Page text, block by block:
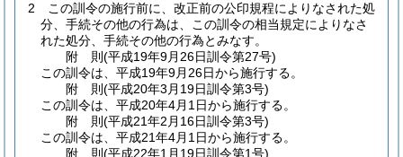
2
この訓令の施行前に、改正前の公印規程によりなされた処
分、手続その他の行為は、この訓令の相当規定によりなさ
れた処分、手続その他の行為とみなす。
附 則(平成19年9月26日訓令第27号)
この訓令は、平成19年9月26日から施行する。
附 則(平成20年3月19日訓令第3号)
この訓令は、平成20年4月1日から施行する。
附 則(平成21年2月16日訓令第3号)
この訓令は、平成21年4月1日から施行する。
附 則(平成22年1月19日訓令第1号)